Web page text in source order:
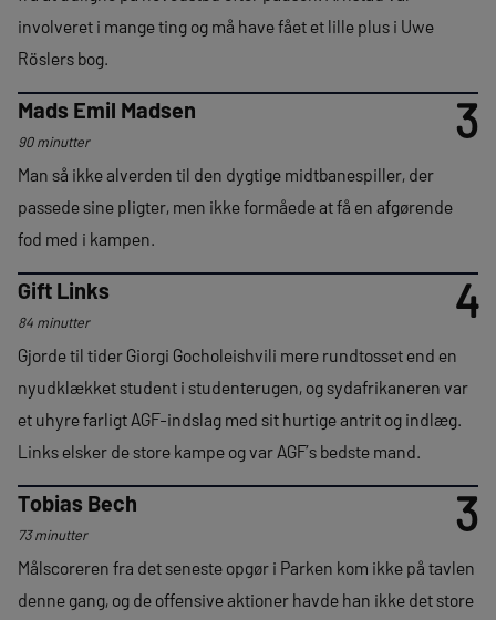
involveret i mange ting og må have fået et lille plus i Uwe
Röslers bog.
Mads Emil Madsen
90 minutter 3
Man så ikke alverden til den dygtige midtbanespiller, der
passede sine pligter, men ikke formåede at få en afgørende
fod med i kampen.
Gift Links
84 minutter 4
Gjorde til tider Giorgi Gocholeishvili mere rundtosset end en
nyudklækket student i studenterugen, og sydafrikaneren var
et uhyre farligt AGF-indslag med sit hurtige antrit og indlæg.
Links elsker de store kampe og var AGF’s bedste mand.
Tobias Bech
73 minutter 3
Målscoreren fra det seneste opgør i Parken kom ikke på tavlen
denne gang, og de offensive aktioner havde han ikke det store